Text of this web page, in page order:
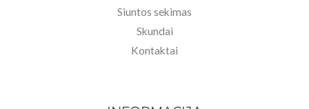
Siuntos sekimas
Skundai
Kontaktai